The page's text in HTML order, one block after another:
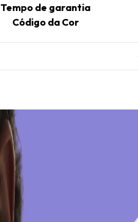
Tempo de garantia
Código da Cor